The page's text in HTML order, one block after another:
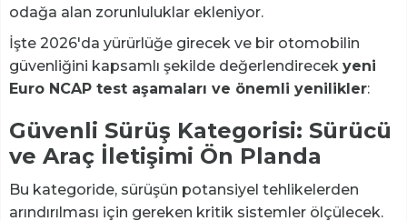
odağa alan zorunluluklar ekleniyor.
İşte 2026'da yürürlüğe girecek ve bir otomobilin
güvenliğini kapsamlı şekilde değerlendirecek yeni
Euro NCAP test aşamaları ve önemli yenilikler:
Güvenli Sürüş Kategorisi: Sürücü
ve Araç İletişimi Ön Planda
Bu kategoride, sürüşün potansiyel tehlikelerden
arındırılması için gereken kritik sistemler ölçülecek.